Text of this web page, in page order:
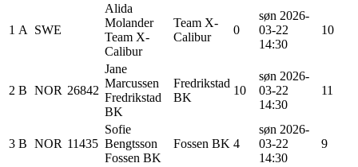
1 A SWE
Alida
Molander
Team X-
Calibur
Team X-
Calibur
0
søn 2026-
03-22
14:30
10
2 B NOR 26842
Jane
Marcussen
Fredrikstad
BK
Fredrikstad
BK
10
søn 2026-
03-22
14:30
11
3 B NOR 11435
Sofie
Bengtsson
Fossen BK
Fossen BK 4
søn 2026-
03-22
14:30
9